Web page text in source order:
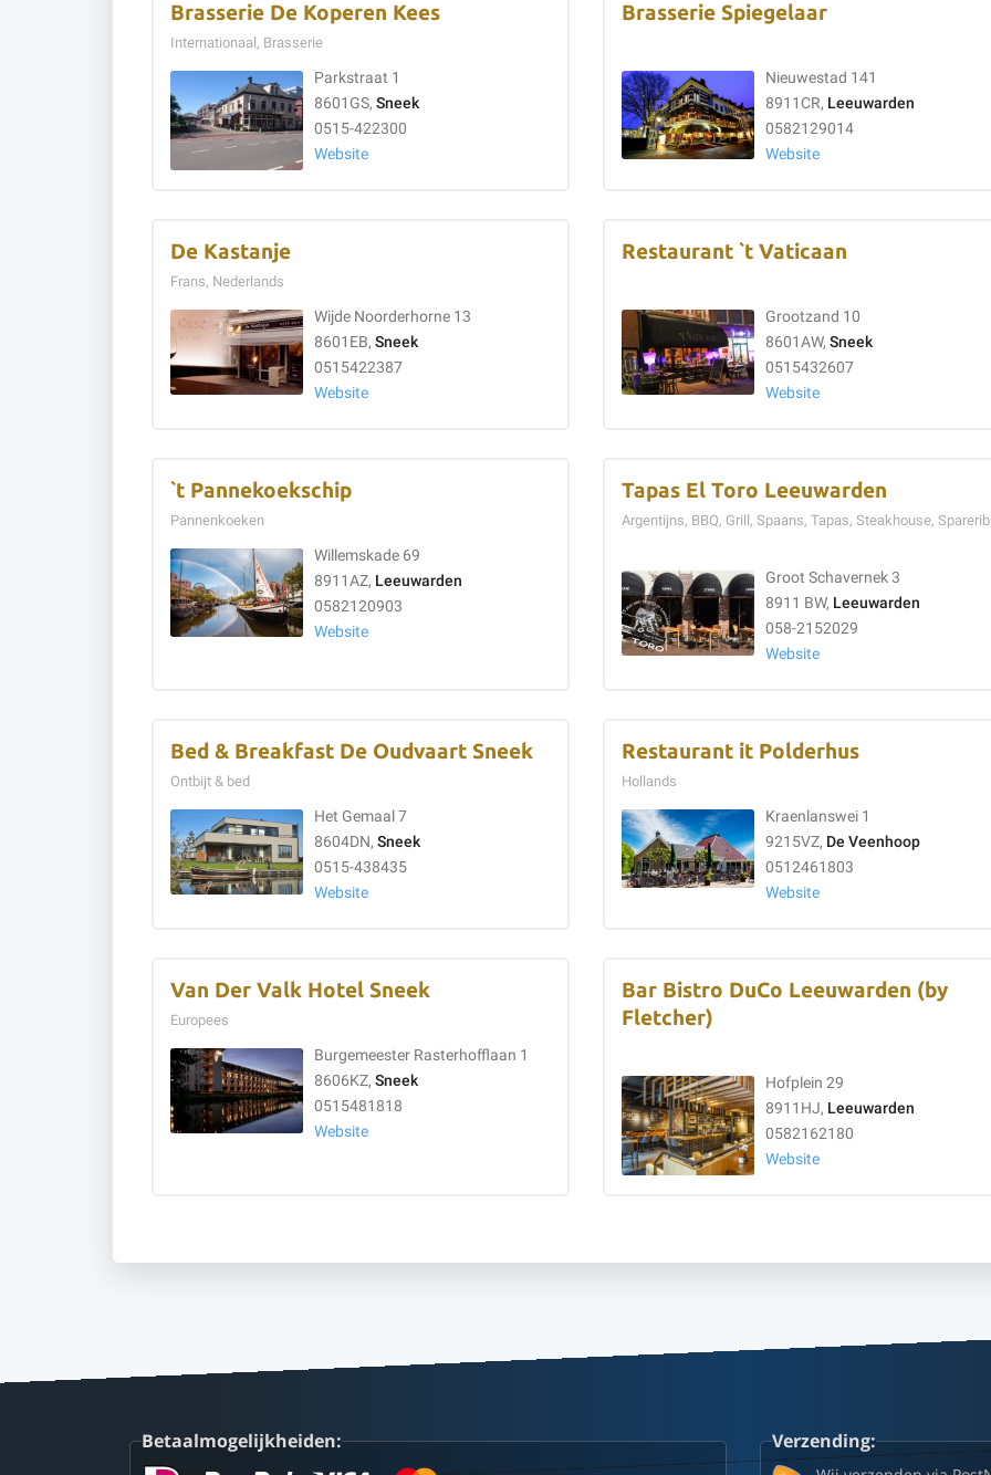
Brasserie De Koperen Kees
Internationaal, Brasserie
Parkstraat 1
8601GS, Sneek
0515-422300
Website
Brasserie Spiegelaar
Nieuwestad 141
8911CR, Leeuwarden
0582129014
Website
De Kastanje
Frans, Nederlands
Wijde Noorderhorne 13
8601EB, Sneek
0515422387
Website
Restaurant `t Vaticaan
Grootzand 10
8601AW, Sneek
0515432607
Website
`t Pannekoekschip
Pannenkoeken
Willemskade 69
8911AZ, Leeuwarden
0582120903
Website
Tapas El Toro Leeuwarden
Argentijns, BBQ, Grill, Spaans, Tapas, Steakhouse,
Groot Schavernek 3
8911 BW, Leeuwarden
058-2152029
Website
Bed & Breakfast De Oudvaart Sneek
Ontbijt & bed
Het Gemaal 7
8604DN, Sneek
0515-438435
Website
Restaurant it Polderhus
Hollands
Kraenlanswei 1
9215VZ, De Veenhoop
0512461803
Website
Van Der Valk Hotel Sneek
Europees
Burgemeester Rasterhofflaan 1
8606KZ, Sneek
0515481818
Website
Bar Bistro DuCo Leeuwarden (by
Fletcher)
Hofplein 29
8911HJ, Leeuwarden
0582162180
Website
Betaalmogelijkheiden: Verzending: